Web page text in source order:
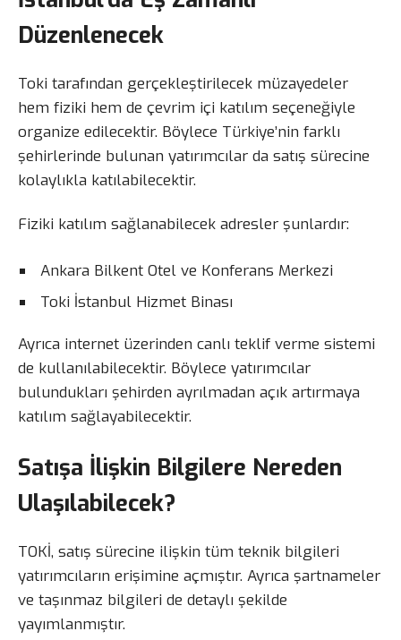
Düzenlenecek
Toki tarafından gerçekleştirilecek müzayedeler
hem fiziki hem de çevrim içi katılım seçeneğiyle
organize edilecektir. Böylece Türkiye’nin farklı
şehirlerinde bulunan yatırımcılar da satış sürecine
kolaylıkla katılabilecektir.
Fiziki katılım sağlanabilecek adresler şunlardır:
Ankara Bilkent Otel ve Konferans Merkezi
Toki İstanbul Hizmet Binası
Ayrıca internet üzerinden canlı teklif verme sistemi
de kullanılabilecektir. Böylece yatırımcılar
bulundukları şehirden ayrılmadan açık artırmaya
katılım sağlayabilecektir.
Satışa İlişkin Bilgilere Nereden
Ulaşılabilecek?
TOKİ, satış sürecine ilişkin tüm teknik bilgileri
yatırımcıların erişimine açmıştır. Ayrıca şartnameler
ve taşınmaz bilgileri de detaylı şekilde
yayımlanmıştır.